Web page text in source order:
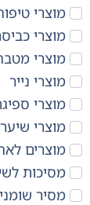
מוצרי
מוצרי
מוצרי
מוצרי נייר
מוצרי
מוצרי שיער
מוצרים
מסיכות
מסיר